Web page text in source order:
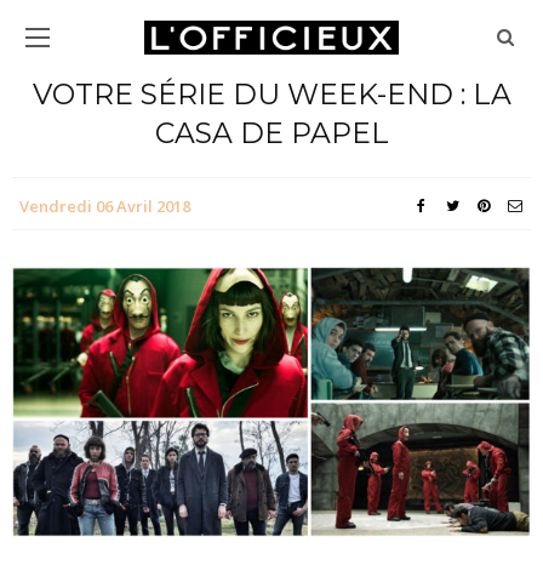
VOTRE SÉRIE DU WEEK-END : LA
CASA DE PAPEL
Vendredi 06 Avril 2018